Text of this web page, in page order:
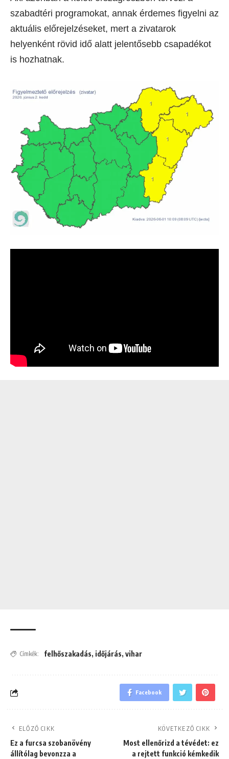
szabadtéri programokat, annak érdemes figyelni az
aktuális előrejelzéseket, mert a zivatarok
helyenként rövid idő alatt jelentősebb csapadékot
is hozhatnak.
Címkék: felhőszakadás, időjárás, vihar
Facebook
ELŐZŐ CIKK
Ez a furcsa szobanövény
állítólag bevonzza a
KÖVETKEZŐ CIKK
Most ellenőrizd a tévédet: ez
a rejtett funkció kémkedik